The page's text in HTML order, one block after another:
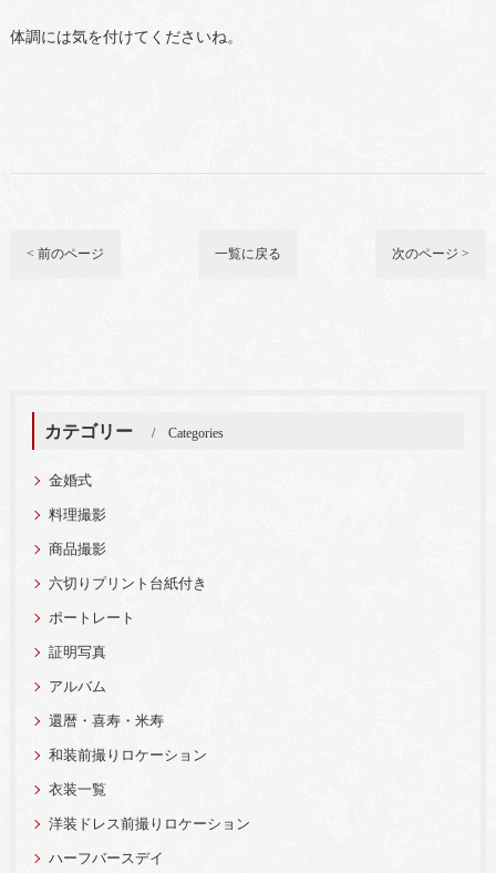
体調には気を付けてくださいね。
< 前のページ 一覧に戻る 次のページ >
カテゴリー Categories
金婚式
料理撮影
商品撮影
六切りプリント台紙付き
ポートレート
証明写真
アルバム
還暦・喜寿・米寿
和装前撮りロケーション
衣装一覧
洋装ドレス前撮りロケーション
ハーフバースデイ